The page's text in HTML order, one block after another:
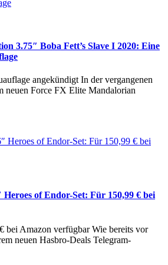
3.75″ Boba Fett’s Slave I 2020: Eine
angekündigt In der vergangenen
neuen Force FX Elite Mandalorian
Heroes of Endor-Set: Für 150,99 € bei
bei Amazon verfügbar Wie bereits vor
neuen Hasbro-Deals Telegram-